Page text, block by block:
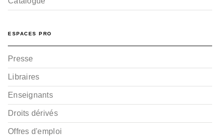
ESPACES PRO
Presse
Libraires
Enseignants
Droits dérivés
Offres d'emploi